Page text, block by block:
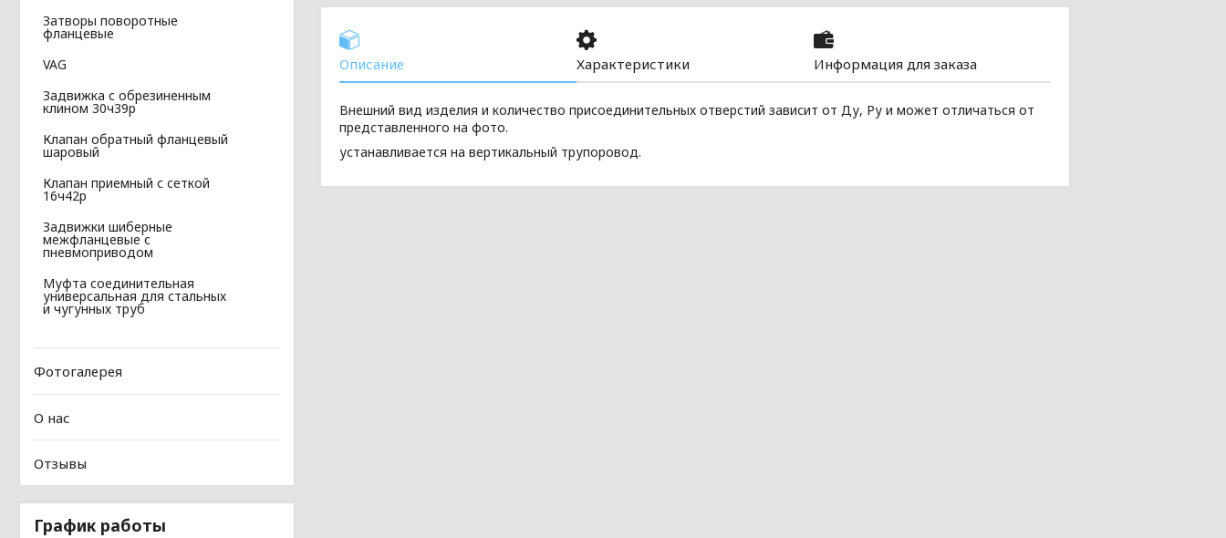
Описание Характеристики Информация для заказа
Внешний вид изделия и количество присоединительных отверстий зависит от Ду, Pу и может отличаться от
представленного на фото.
устанавливается на вертикальный трупоровод.
Затворы поворотные
фланцевые
VAG
Задвижка с обрезиненным
клином 30ч39р
Клапан обратный фланцевый
шаровый
Клапан приемный с сеткой
16ч42р
Задвижки шиберные
межфланцевые с
пневмоприводом
Муфта соединительная
универсальная для стальных
и чугунных труб
Фотогалерея
О нас
Отзывы
График работы